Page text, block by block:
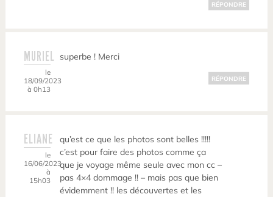
RÉPONDRE
MURIEL
le
18/09/2023
à 0h13
superbe ! Merci
RÉPONDRE
ELIANE
le
16/06/2023
à
15h03
qu’est ce que les photos sont belles !!!!!
c’est pour faire des photos comme ça
que je voyage même seule avec mon cc –
pas 4×4 dommage !! – mais pas que bien
évidemment !! les découvertes et les